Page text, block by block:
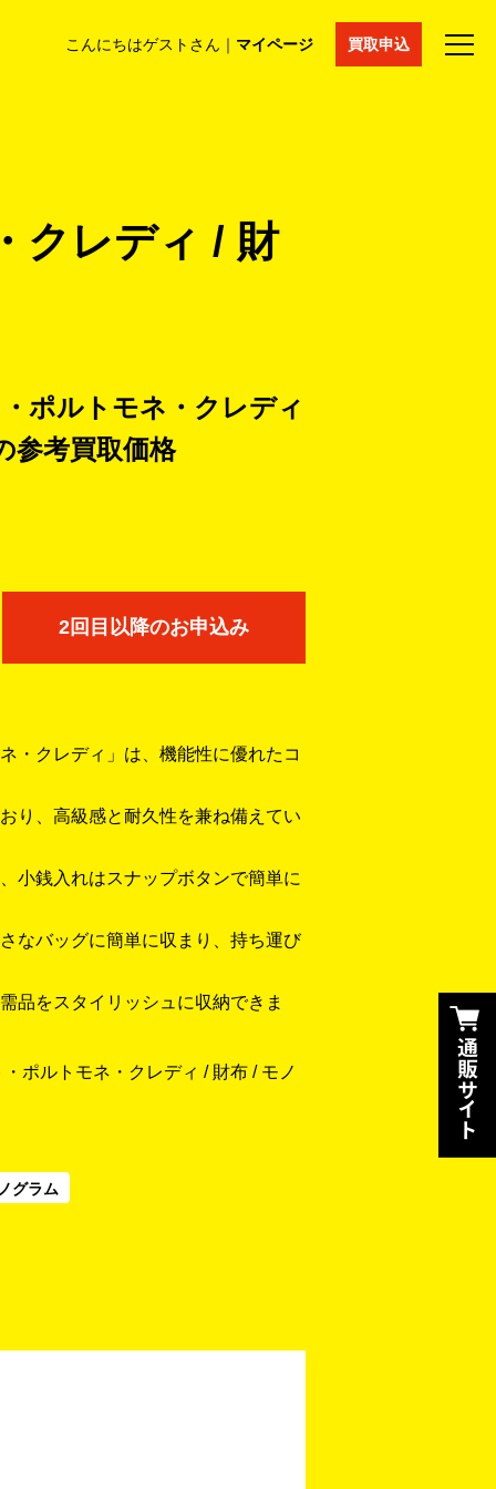
こんにちはゲストさん｜ マイページ 買取申込
コラム マイページ 採用情報 通販サイト
クレディ / 財
ポルトモネ・クレディ
参考買取価格
2回目以降のお申込み
・クレディ」は、機能性に優れたコ
り、高級感と耐久性を兼ね備えてい
小銭入れはスナップボタンで簡単に
なバッグに簡単に収まり、持ち運び
品をスタイリッシュに収納できま
ポルトモネ・クレディ / 財布 / モノ
グラム